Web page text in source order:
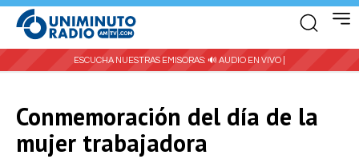
ESCUCHA NUESTRAS EMISORAS: 🔊 AUDIO EN VIVO |
Conmemoración del día de la
mujer trabajadora